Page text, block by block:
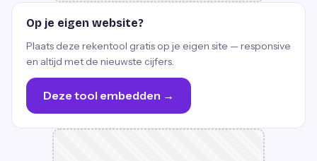
Op je eigen website?
Plaats deze rekentool gratis op je eigen site — responsive
en altijd met de nieuwste cijfers.
Deze tool embedden →